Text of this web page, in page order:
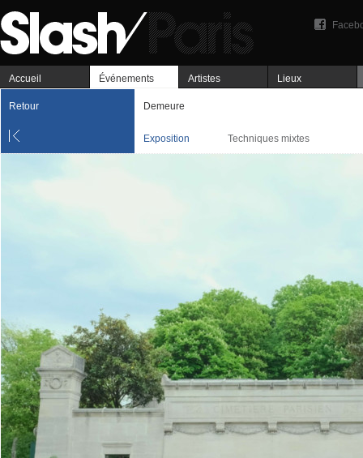
Accueil Événements Artistes Lieux
Retour Demeure
Exposition Techniques mixtes